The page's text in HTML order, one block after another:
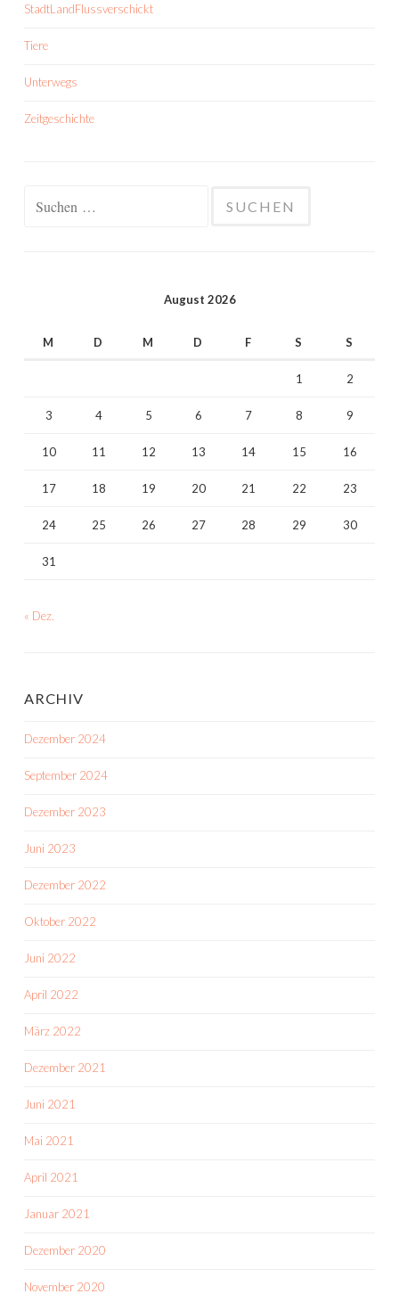
StadtLandFlussverschickt
Tiere
Unterwegs
Zeitgeschichte
August 2026
M D M D F S S
1 2
3 4 5 6 7 8 9
10 11 12 13 14 15 16
17 18 19 20 21 22 23
24 25 26 27 28 29 30
31
« Dez.
ARCHIV
Dezember 2024
September 2024
Dezember 2023
Juni 2023
Dezember 2022
Oktober 2022
Juni 2022
April 2022
März 2022
Dezember 2021
Juni 2021
Mai 2021
April 2021
Januar 2021
Dezember 2020
November 2020